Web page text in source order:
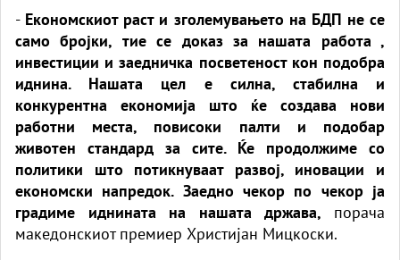
- Економскиот раст и зголемувањето на БДП не се
само бројки, тие се доказ за нашата работа ,
инвестиции и заедничка посветеност кон подобра
иднина. Нашата цел е силна, стабилна и
конкурентна економија што ќе создава нови
работни места, повисоки палти и подобар
животен стандард за сите. Ќе продолжиме со
политики што потикнуваат развој, иновации и
економски напредок. Заедно чекор по чекор ја
градиме иднината на нашата држава, порача
македонскиот премиер Христијан Мицкоски.